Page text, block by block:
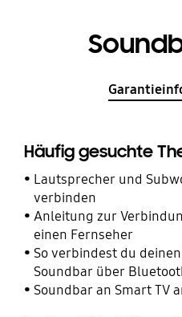
Häufig gesuchte
Lautsprecher und
verbinden
Anleitung zur
einen Fernseher
So verbindest du
Soundbar über
Soundbar an Smart TV